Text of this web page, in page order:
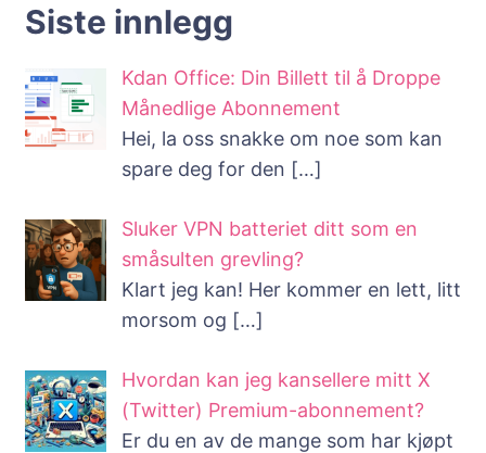
Hvilket
Siste innlegg
Kdan Office: Din Billett til å Droppe
Månedlige Abonnement
Hei, la oss snakke om noe som kan
spare deg for den […]
Sluker VPN batteriet ditt som en
småsulten grevling?
Klart jeg kan! Her kommer en lett, litt
morsom og […]
Hvordan kan jeg kansellere mitt X
(Twitter) Premium-abonnement?
Er du en av de mange som har kjøpt